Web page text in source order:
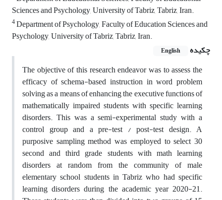
Sciences and Psychology, University of Tabriz, Tabriz, Iran.
4Department of Psychology, Faculty of Education Sciences and
Psychology, University of Tabriz, Tabriz, Iran.
چکیده
English
The objective of this research endeavor was to assess the
efficacy of schema-based instruction in word problem
solving as a means of enhancing the executive functions of
mathematically impaired students with specific learning
disorders. This was a semi-experimental study with a
control group and a pre-test / post-test design. A
purposive sampling method was employed to select 30
second and third grade students with math learning
disorders at random from the community of male
elementary school students in Tabriz who had specific
learning disorders during the academic year 2020-21.